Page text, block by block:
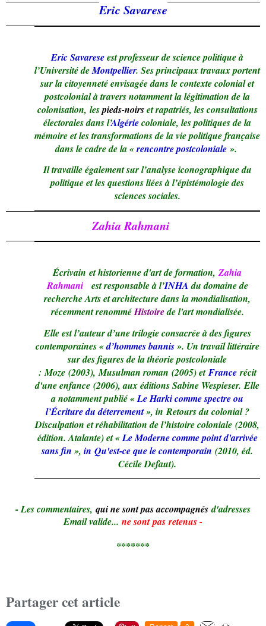
Eric Savarese
Eric Savareseest professeur de science politique à
l’Université deMontpellier. Ses principaux travaux portent
sur la citoyenneté envisagée dans le contexte colonial et
postcolonial à travers notamment la légitimation de la
colonisation, lespieds-noirset rapatriés, les consultations
électorales dans l’Algériecoloniale, les politiques de la
mémoire et les transformations de la vie politique française
dans le cadre de la «rencontre postcoloniale».
Il travaille également sur l’analyse iconographique du
politique et les questions liées à l’épistémologie des
sciences sociales.
Zahia Rahmani
Écrivain et historienne d'art de formation,Zahia
Rahmani
est responsable à l’INHAdu domaine de
recherche Arts et architecture dans la mondialisation,
récemment renomméHistoirede l'art mondialisée.
Elle est l’auteur d’une trilogie consacrée à des figures
contemporaines «d’hommes bannis». Un travail littéraire
sur des figures de la théorie postcoloniale
: Moze (2003), Musulman roman (2005) etFrancerécit
d'une enfance (2006), aux éditions Sabine Wespieser. Elle
a notamment publié «Le Harki comme spectre ou
l’Écriture du déterrement», in Retours du colonial ?
Disculpation et réhabilitation de l’histoire coloniale (2008,
édition. Atalante) et «Le Moderne comme point d'arrivée
sans fin », in Qu'est-ce que le contemporain (2010, éd.
Cécile Defaut).
- Les commentaires, qui ne sont pas accompagnésd'adresses
Email valide... ne sont pas retenus -
*******
Partager cet article